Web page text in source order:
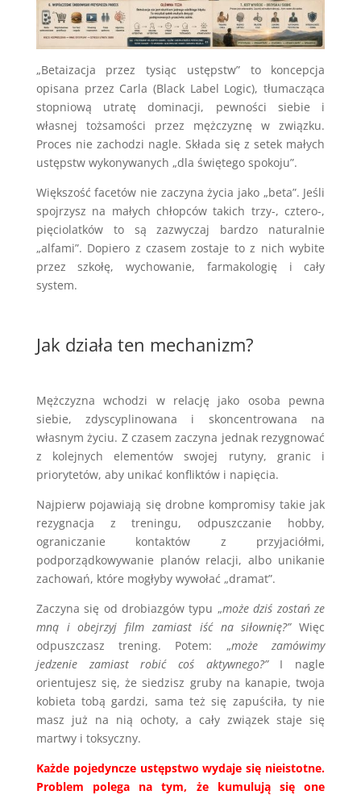
„Betaizacja przez tysiąc ustępstw” to koncepcja
opisana przez Carla (Black Label Logic), tłumacząca
stopniową utratę dominacji, pewności siebie i
własnej tożsamości przez mężczyznę w związku.
Proces nie zachodzi nagle. Składa się z setek małych
ustępstw wykonywanych „dla świętego spokoju”.
Większość facetów nie zaczyna życia jako „beta”. Jeśli
spojrzysz na małych chłopców takich trzy-, cztero-,
pięciolatków to są zazwyczaj bardzo naturalnie
„alfami”. Dopiero z czasem zostaje to z nich wybite
przez szkołę, wychowanie, farmakologię i cały
system.
Jak działa ten mechanizm?
Mężczyzna wchodzi w relację jako osoba pewna
siebie, zdyscyplinowana i skoncentrowana na
własnym życiu. Z czasem zaczyna jednak rezygnować
z kolejnych elementów swojej rutyny, granic i
priorytetów, aby unikać konfliktów i napięcia.
Najpierw pojawiają się drobne kompromisy takie jak
rezygnacja z treningu, odpuszczanie hobby,
ograniczanie kontaktów z przyjaciółmi,
podporządkowywanie planów relacji, albo unikanie
zachowań, które mogłyby wywołać „dramat”.
Zaczyna się od drobiazgów typu „może dziś zostań ze
mną i obejrzyj film zamiast iść na siłownię?”Więc
odpuszczasz trening. Potem: „może zamówimy
jedzenie zamiast robić coś aktywnego?”I nagle
orientujesz się, że siedzisz gruby na kanapie, twoja
kobieta tobą gardzi, sama też się zapuściła, ty nie
masz już na nią ochoty, a cały związek staje się
martwy i toksyczny.
Każde pojedyncze ustępstwo wydaje się nieistotne.
Problem polega na tym, że kumulują się one